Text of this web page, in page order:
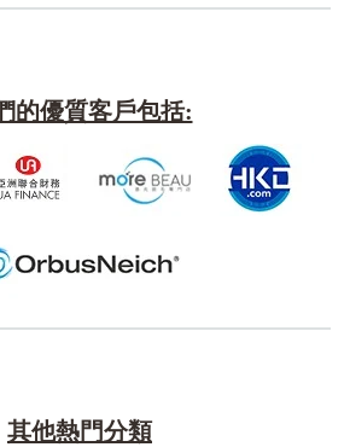
的優質客戶包括:
其他熱門分類